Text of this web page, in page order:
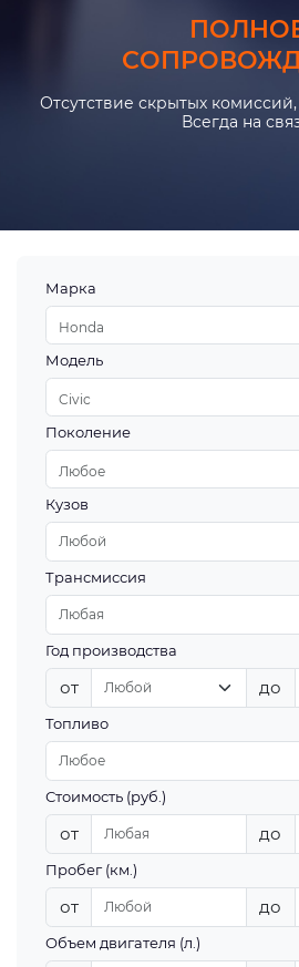
Отсутствие скрытых
Всегда на
Марка
Honda
Модель
Civic
Поколение
Любое
Кузов
Трансмиссия
Год производства
от до
Топливо
Стоимость (руб.)
от до
Пробег (км.)
от до
Объем двигателя (л.)